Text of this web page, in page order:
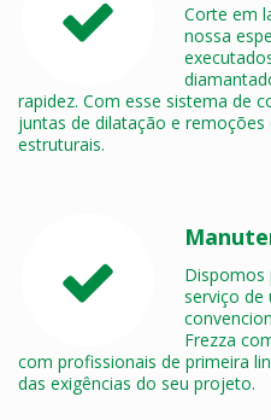
Corte em
nossa
rapidez. Com esse sistema de
juntas de dilatação e
estruturais.
Dispomos
serviço de
Frezza
com profissionais de primeira
das exigências do seu projeto.